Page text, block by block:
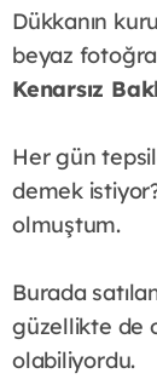
Dükkanın
beyaz
Kenarsız
Her gün
demek
olmuştum.
Burada
güzellikte de
olabiliyordu.